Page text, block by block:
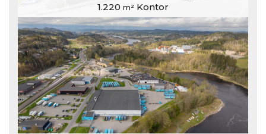
1.220 m² Kontor